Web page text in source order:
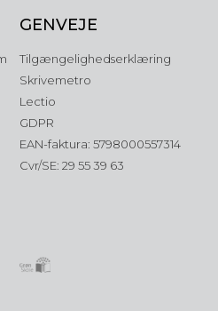
GENVEJE
Tilgængelighedserklæring
Skrivemetro
Lectio
GDPR
EAN-faktura: 5798000557314
Cvr/SE: 29 55 39 63